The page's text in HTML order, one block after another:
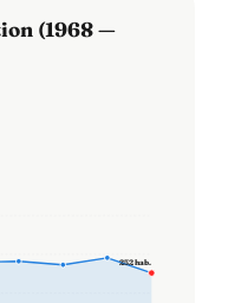
(1968 —
252 hab.